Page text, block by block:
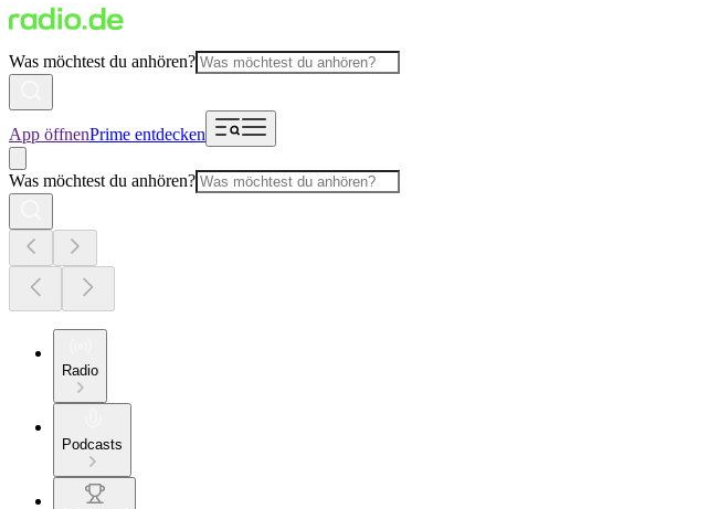
Was möchtest du anhören?
App öffnenPrime entdecken
Was möchtest du anhören?
Radio
Podcasts